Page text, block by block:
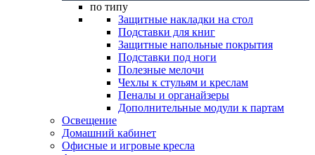
по типу
Защитные накладки на стол
Подставки для книг
Защитные напольные покрытия
Подставки под ноги
Полезные мелочи
Чехлы к стульям и креслам
Пеналы и органайзеры
Дополнительные модули к партам
Освещение
Домашний кабинет
Офисные и игровые кресла